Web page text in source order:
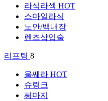
라식라섹 HOT
스마일라식
노안/백내장
렌즈삽입술
리프팅 8
울쎄라 HOT
슈링크
써마지